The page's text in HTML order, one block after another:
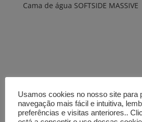
Cama de água SOFTSIDE MASSIVE
Usamos cookies no nosso site para
navegação mais fácil e intuitiva,
preferências e visitas anteriores..